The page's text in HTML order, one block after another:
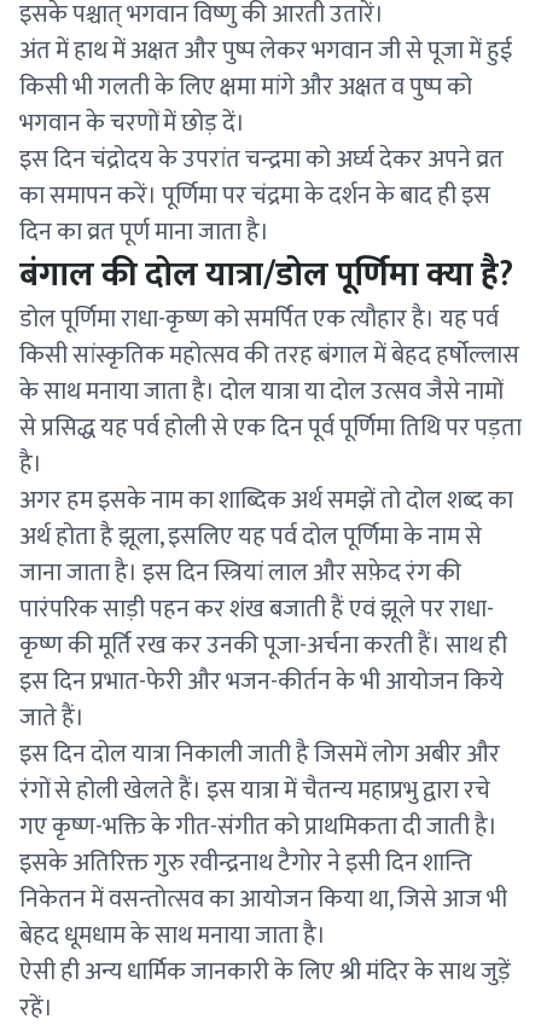
इसके पश्चात् भगवान विष्णु की आरती उतारें।
अंत में हाथ में अक्षत और पुष्प लेकर भगवान जी से पूजा में हुई
किसी भी गलती के लिए क्षमा मांगे और अक्षत व पुष्प को
भगवान के चरणों में छोड़ दें।
इस दिन चंद्रोदय के उपरांत चन्द्रमा को अर्घ्य देकर अपने व्रत
का समापन करें। पूर्णिमा पर चंद्रमा के दर्शन के बाद ही इस
दिन का व्रत पूर्ण माना जाता है।
बंगाल की दोल यात्रा/डोल पूर्णिमा क्या है?
डोल पूर्णिमा राधा-कृष्ण को समर्पित एक त्यौहार है। यह पर्व
किसी सांस्कृतिक महोत्सव की तरह बंगाल में बेहद हर्षोल्लास
के साथ मनाया जाता है। दोल यात्रा या दोल उत्सव जैसे नामों
से प्रसिद्ध यह पर्व होली से एक दिन पूर्व पूर्णिमा तिथि पर पड़ता
है।
अगर हम इसके नाम का शाब्दिक अर्थ समझें तो दोल शब्द का
अर्थ होता है झूला, इसलिए यह पर्व दोल पूर्णिमा के नाम से
जाना जाता है। इस दिन स्त्रियां लाल और सफ़ेद रंग की
पारंपरिक साड़ी पहन कर शंख बजाती हैं एवं झूले पर राधा-
कृष्ण की मूर्ति रख कर उनकी पूजा-अर्चना करती हैं। साथ ही
इस दिन प्रभात-फेरी और भजन-कीर्तन के भी आयोजन किये
जाते हैं।
इस दिन दोल यात्रा निकाली जाती है जिसमें लोग अबीर और
रंगों से होली खेलते हैं। इस यात्रा में चैतन्य महाप्रभु द्वारा रचे
गए कृष्ण-भक्ति के गीत-संगीत को प्राथमिकता दी जाती है।
इसके अतिरिक्त गुरु रवीन्द्रनाथ टैगोर ने इसी दिन शान्ति
निकेतन में वसन्तोत्सव का आयोजन किया था, जिसे आज भी
बेहद धूमधाम के साथ मनाया जाता है।
ऐसी ही अन्य धार्मिक जानकारी के लिए श्री मंदिर के साथ जुड़ें
रहें।